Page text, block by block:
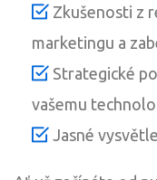
Zkušenosti z
marketingu a
Strategické
vašemu
Jasné